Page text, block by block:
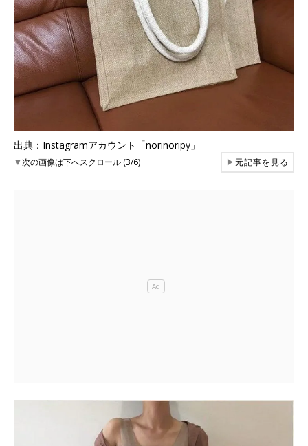
出典：Instagramアカウント「norinoripy」
▼次の画像は下へスクロール (3/6) ▶元記事を見る